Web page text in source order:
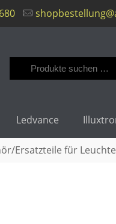
Suchen
nach:
Ledvance
Ersatzteile für